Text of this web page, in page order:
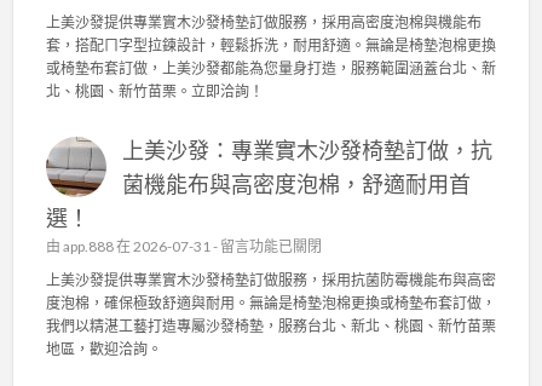
發
的
品
質
持
茶
日
常
管
理
，
〈
上
美
沙
發
專
業
實
沙
椅
墊
訂
上美沙發提供專業實木沙發椅墊訂做服務，採用高密度泡棉與機能布
套，搭配ㄇ字型拉鍊設計，輕鬆拆洗，耐用舒適。無論是椅墊泡棉更換
或椅墊布套訂做，上美沙發都能為您量身打造，服務範圍涵蓋台北、新
北、桃園、新竹苗栗。立即洽詢！
上美沙發：專業實木沙發椅墊訂做，抗
菌機能布與高密度泡棉，舒適耐用首
選！
由 app.888在 2026-07-31 - 在
〈
上
美
沙
留言功能已關閉
上美沙發提供專業實木沙發椅墊訂做服務，採用抗菌防霉機能布與高密
度泡棉，確保極致舒適與耐用。無論是椅墊泡棉更換或椅墊布套訂做，
我們以精湛工藝打造專屬沙發椅墊，服務台北、新北、桃園、新竹苗栗
地區，歡迎洽詢。